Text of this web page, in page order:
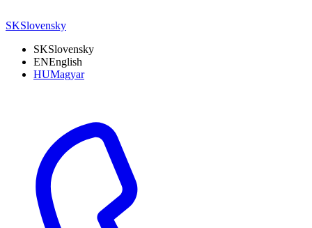
SKSlovensky
SKSlovensky
ENEnglish
HUMagyar